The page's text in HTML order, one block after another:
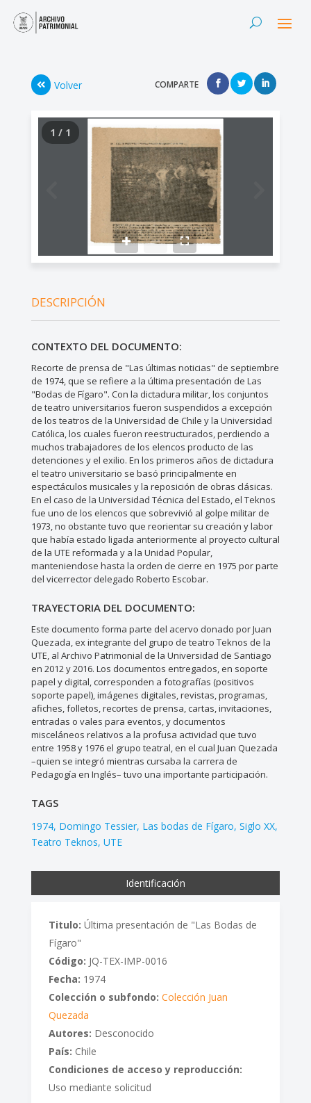
Volver COMPARTE
1 / 1
DESCRIPCIÓN
CONTEXTO DEL DOCUMENTO:
Recorte de prensa de "Las últimas noticias" de septiembre
de 1974, que se refiere a la última presentación de Las
"Bodas de Fígaro". Con la dictadura militar, los conjuntos
de teatro universitarios fueron suspendidos a excepción
de los teatros de la Universidad de Chile y la Universidad
Católica, los cuales fueron reestructurados, perdiendo a
muchos trabajadores de los elencos producto de las
detenciones y el exilio. En los primeros años de dictadura
el teatro universitario se basó principalmente en
espectáculos musicales y la reposición de obras clásicas.
En el caso de la Universidad Técnica del Estado, el Teknos
fue uno de los elencos que sobrevivió al golpe militar de
1973, no obstante tuvo que reorientar su creación y labor
que había estado ligada anteriormente al proyecto cultural
de la UTE reformada y a la Unidad Popular,
manteniendose hasta la orden de cierre en 1975 por parte
del vicerrector delegado Roberto Escobar.
TRAYECTORIA DEL DOCUMENTO:
Este documento forma parte del acervo donado por Juan
Quezada, ex integrante del grupo de teatro Teknos de la
UTE, al Archivo Patrimonial de la Universidad de Santiago
en 2012 y 2016. Los documentos entregados, en soporte
papel y digital, corresponden a fotografías (positivos
soporte papel), imágenes digitales, revistas, programas,
afiches, folletos, recortes de prensa, cartas, invitaciones,
entradas o vales para eventos, y documentos
misceláneos relativos a la profusa actividad que tuvo
entre 1958 y 1976 el grupo teatral, en el cual Juan Quezada
–quien se integró mientras cursaba la carrera de
Pedagogía en Inglés– tuvo una importante participación.
TAGS
1974 Domingo Tessier Las bodas de Fígaro Siglo XX
Teatro Teknos UTE
Identificación
Titulo: Última presentación de "Las Bodas de
Fígaro"
Código: JQ-TEX-IMP-0016
Fecha: 1974
Colección o subfondo: Colección Juan
Quezada
Autores: Desconocido
País: Chile
Condiciones de acceso y reproducción:
Uso mediante solicitud